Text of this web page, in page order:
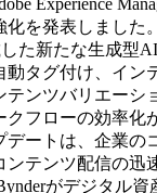
Experience
化を発表しました
た新たな生成型
動タグ付け、イン
テンツバリエーシ
クフローの効率化
デートは、企業の
ンテンツ配信の迅
がデジタル